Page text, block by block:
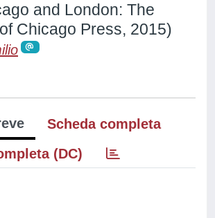
and London: The
Chicago Press, 2015)
Scheda completa
(DC)